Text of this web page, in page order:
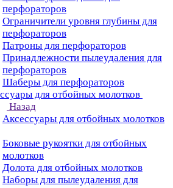
перфораторов
Ограничители уровня глубины для
перфораторов
Патроны для перфораторов
Принадлежности пылеудаления для
перфораторов
Шаберы для перфораторов
для отбойных молотков
Назад
Аксессуары для отбойных молотков
Боковые рукоятки для отбойных
молотков
Долота для отбойных молотков
Наборы для пылеудаления для